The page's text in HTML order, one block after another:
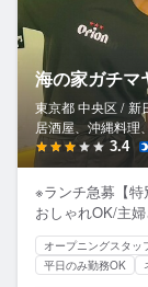
海の家ガチマ
東京都 中央区 / 新
居酒屋、沖縄料理
3.4
※ランチ急募【
おしゃれOK/主
オープニングスタッ
平日のみ勤務OK